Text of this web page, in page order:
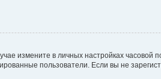
измените в личных настройках часовой
пользователи. Если вы не